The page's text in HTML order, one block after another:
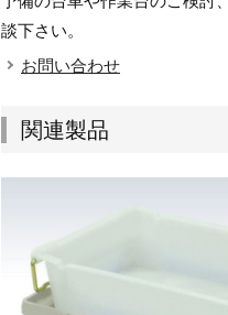
談下さい。
お問い合わせ
関連製品